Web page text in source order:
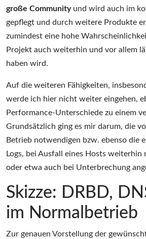
große Communityund wird auch im
gepflegt und durch weitere Produkte
zumindest eine hohe
Projekt auch weiterhin und vor allem
haben wird.
Auf die weiteren Fähigkeiten,
werde ich hier nicht weiter eingehen,
Performance-Unterschiede zu einem
Grundsätzlich ging es mir darum, die
Betrieb notwendigen bzw. ebenso die
Logs, bei Ausfall eines Hosts weiterhin
oder etwa auch bei Unterbrechung
Skizze: DRBD,
im Normalbetrieb
Zur genauen Vorstellung der